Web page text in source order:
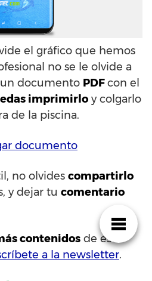
el gráfico que hemos
no se le olvide a
documento PDFcon el
imprimirlo y colgarlo
de la piscina.
documento
no olvides compartirlo
y dejar tu comentario
contenidos de este
a la newsletter.